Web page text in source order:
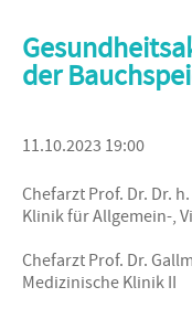
der
11.10.2023 19:00
Chefarzt Prof. Dr. Dr.
Klinik für Allgemein-,
Chefarzt Prof. Dr.
Medizinische Klinik II